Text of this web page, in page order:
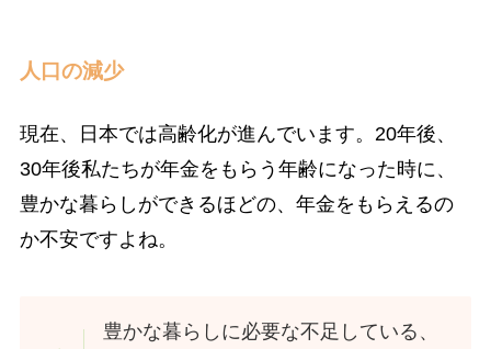
人口の減少
現在、日本では高齢化が進んでいます。20年後、
30年後私たちが年金をもらう年齢になった時に、
豊かな暮らしができるほどの、年金をもらえるの
か不安ですよね。
豊かな暮らしに必要な不足している、